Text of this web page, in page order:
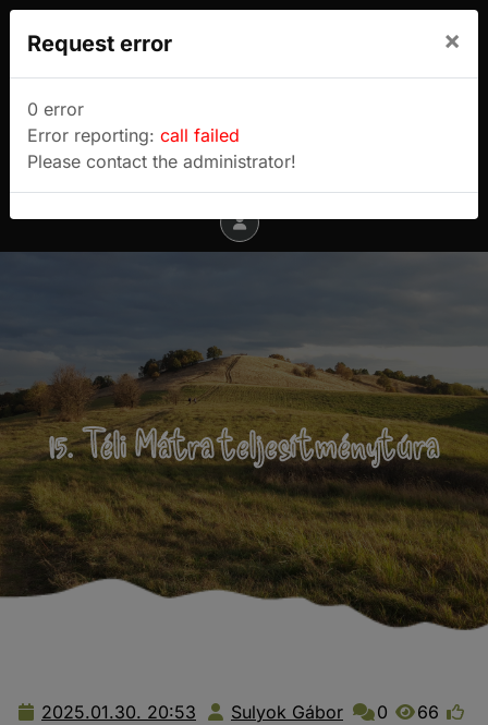
Sulyok Gábor túrablogja
Menu
15. Téli Mátra teljesítménytúra
2025.01.30. 20:53 2025.01.30.
Sulyok Gábor Sulyok
0
66
Request error ×
0 error
Error reporting: call failed
Please contact the administrator!